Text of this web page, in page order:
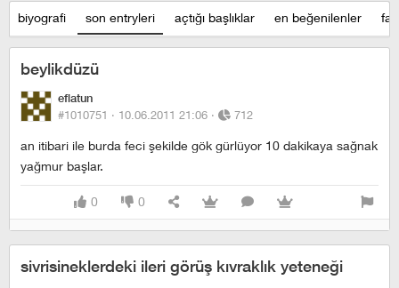
biyografi son entryleri açtığı başlıklar en beğenilenler
beylikdüzü
eflatun
#1010751 · 10.06.2011 21:06 · 712
an itibari ile burda feci şekilde gök gürlüyor 10 dakikaya sağnak
yağmur başlar.
0 0
sivrisineklerdeki ileri görüş kıvraklık yeteneği